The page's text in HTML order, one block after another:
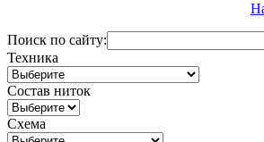
Поиск по сайту:
Техника
Состав ниток
Схема